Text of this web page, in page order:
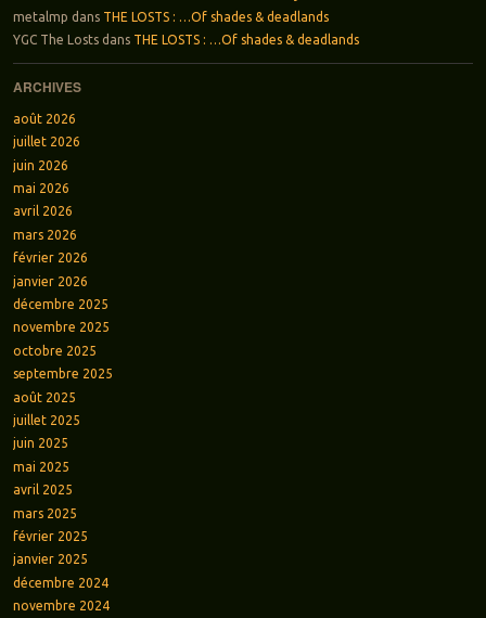
metalmp dans THE LOSTS : …Of shades & deadlands
YGC The Lostsdans THE LOSTS : …Of shades & deadlands
ARCHIVES
août 2026
juillet 2026
juin 2026
mai 2026
avril 2026
mars 2026
février 2026
janvier 2026
décembre 2025
novembre 2025
octobre 2025
septembre 2025
août 2025
juillet 2025
juin 2025
mai 2025
avril 2025
mars 2025
février 2025
janvier 2025
décembre 2024
novembre 2024